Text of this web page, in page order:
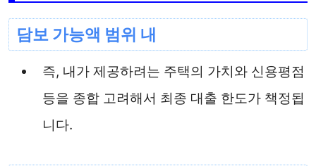
담보 가능액 범위 내
즉, 내가 제공하려는 주택의 가치와 신용평점
등을 종합 고려해서 최종 대출 한도가 책정됩
니다.